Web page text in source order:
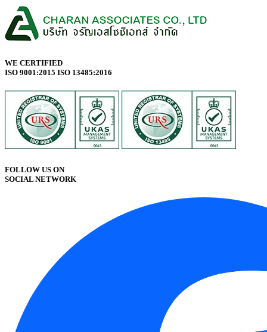
WE CERTIFIED
ISO 9001:2015 ISO 13485:2016
FOLLOW US ON
SOCIAL NETWORK